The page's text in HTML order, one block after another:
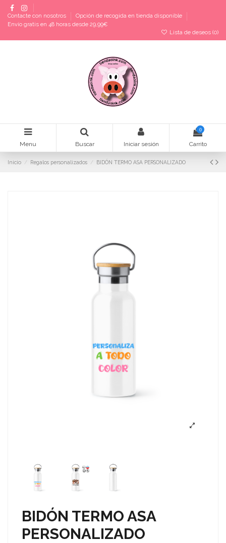
Contacte con nosotros
Opción de recogida en tienda disponible
Envío gratis en 48 horas desde 29,99€
Lista de deseos (0)
Menu Buscar Iniciar sesión
0
Carrito
Inicio Regalos personalizados BIDÓN TERMO ASA PERSONALIZADO
BIDÓN TERMO ASA
PERSONALIZADO